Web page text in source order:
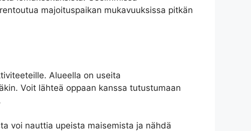
majoituspaikan mukavuuksissa pitkän
Alueella on useita
Voit lähteä oppaan kanssa tutustumaan
voi nauttia upeista maisemista ja nähdä